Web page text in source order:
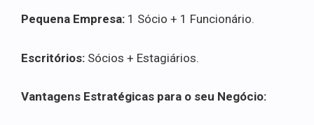
Pequena Empresa: 1 Sócio + 1 Funcionário.
Escritórios: Sócios + Estagiários.
Vantagens Estratégicas para o seu Negócio: